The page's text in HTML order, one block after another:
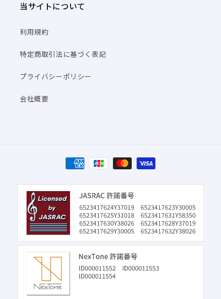
当サイトについて
利用規約
特定商取引法に基づく表記
プライバシーポリシー
会社概要
決
済
方
法